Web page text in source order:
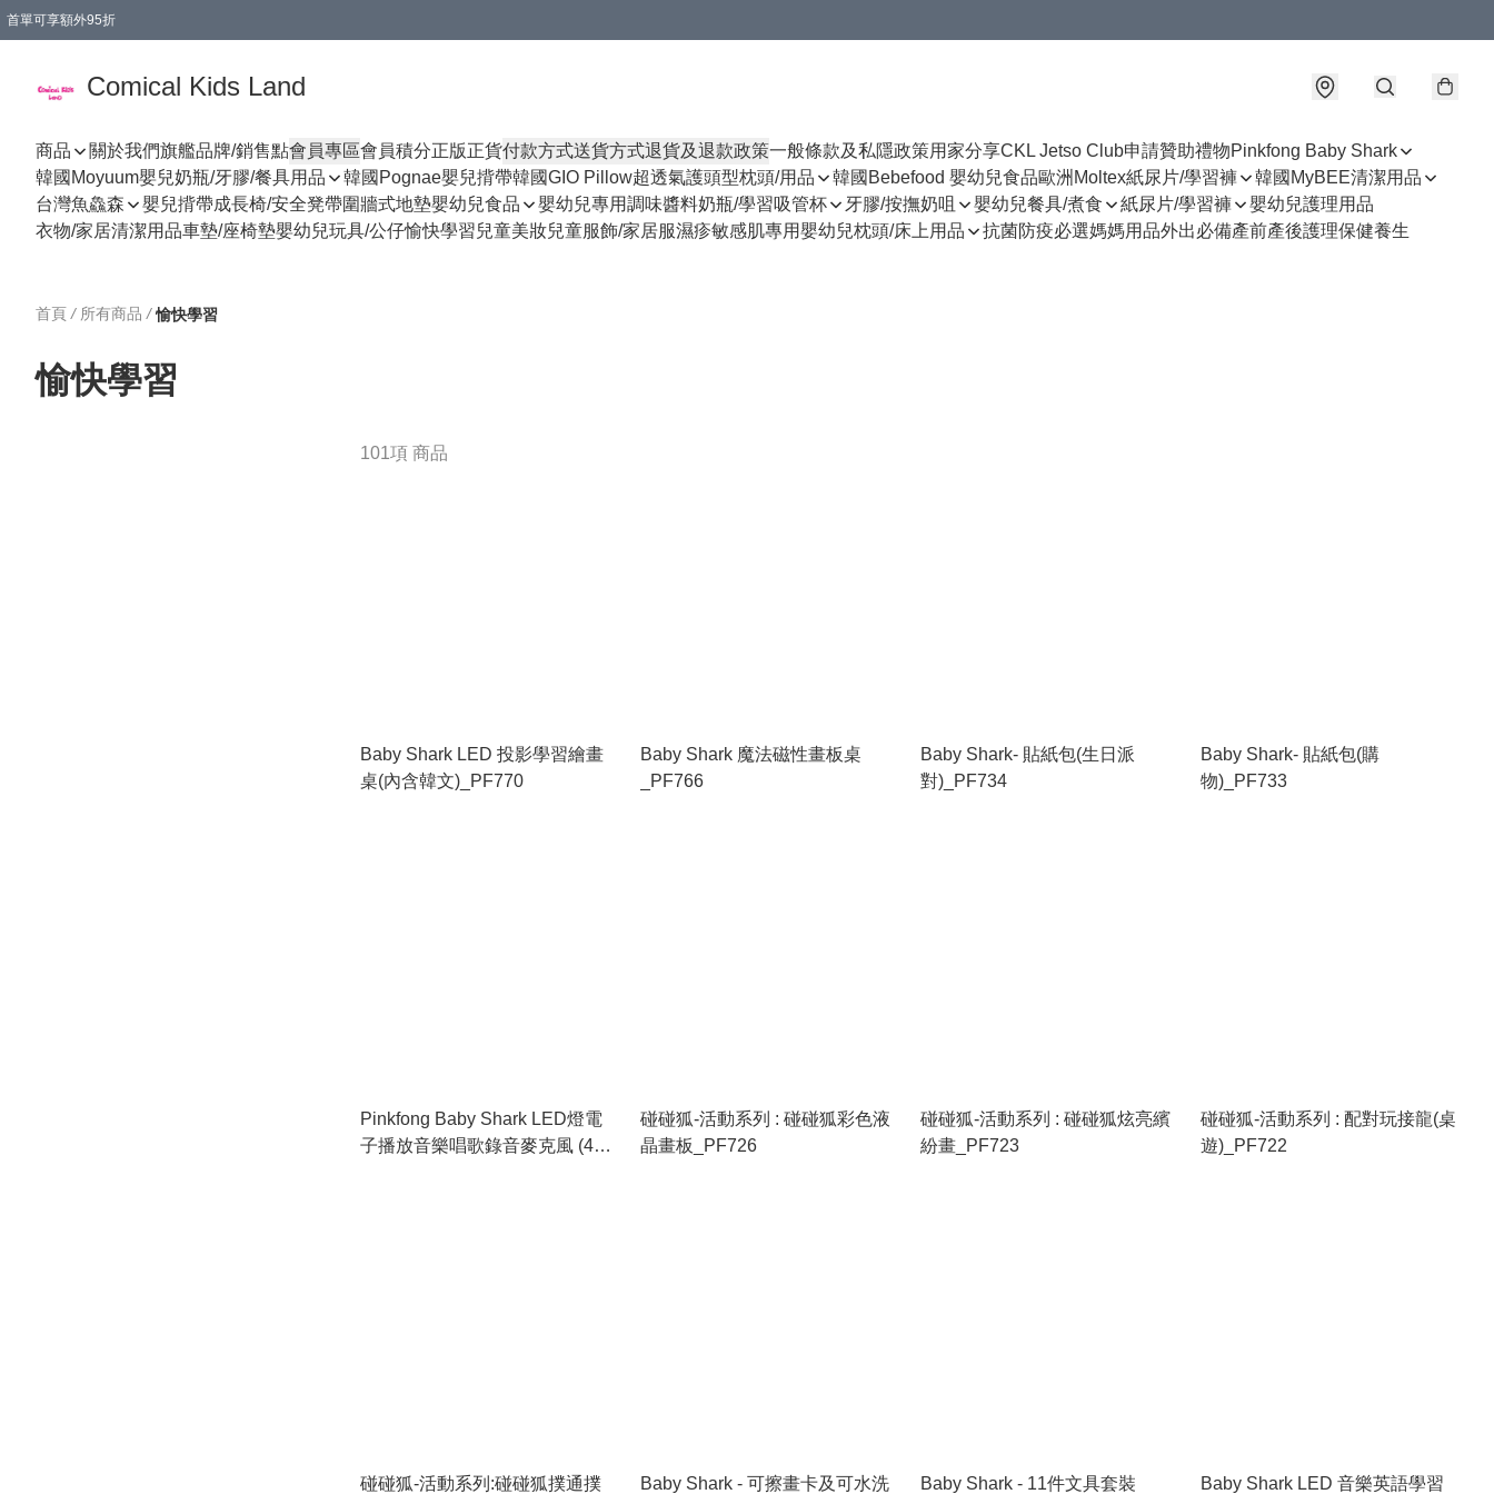
首單可享額外95折
Comical Kids Land
商品 關於我們旗艦品牌/銷售點會員專區會員積分正版正貨付款方式送貨方式退貨及退款政策一般條款及私隱政策用家分享CKL Jetso Club申請贊助禮物Pinkfong Baby Shark
韓國Moyuum嬰兒奶瓶/牙膠/餐具用品
韓國Pognae嬰兒揹帶韓國GIO Pillow超透氣護頭型枕頭/用品 韓國Bebefood 嬰幼兒食品歐洲Moltex紙尿片/學習褲
韓國MyBEE清潔用品
台灣魚鱻森
嬰兒揹帶成長椅/安全凳帶圍牆式地墊嬰幼兒食品 嬰幼兒專用調味醬料奶瓶/學習吸管杯 牙膠/按撫奶咀 嬰幼兒餐具/煮食 紙尿片/學習褲
嬰幼兒護理用品
衣物/家居清潔用品車墊/座椅墊嬰幼兒玩具/公仔愉快學習兒童美妝兒童服飾/家居服濕疹敏感肌專用嬰幼兒枕頭/床上用品 抗菌防疫必選媽媽用品外出必備產前產後護理保健養生
首頁 / 所有商品 / 愉快學習
愉快學習
101項 商品
Baby Shark LED 投影學習繪畫
桌(內含韓文)_PF770
Baby Shark 魔法磁性畫板桌
_PF766
Baby Shark- 貼紙包(生日派
對)_PF734
Baby Shark- 貼紙包(購
物)_PF733
Pinkfong Baby Shark LED燈電
子播放音樂唱歌錄音麥克風 (4首
碰碰狐-活動系列 : 碰碰狐彩色液
晶畫板_PF726
碰碰狐-活動系列 : 碰碰狐炫亮繽
紛畫_PF723
碰碰狐-活動系列 : 配對玩接龍(桌
遊)_PF722
碰碰狐-活動系列:碰碰狐撲通撲 Baby Shark - 可擦畫卡及可水洗 Baby Shark - 11件文具套裝 Baby Shark LED 音樂英語學習